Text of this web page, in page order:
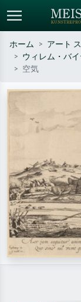
斎の波、ヌ
ホーム アート
ウィレム・バ
空気